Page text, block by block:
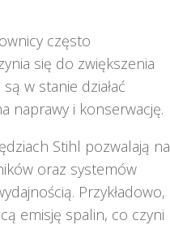
często
się do zwiększenia
w stanie działać
naprawy i konserwację.
Stihl pozwalają na
oraz systemów
Przykładowo,
emisję spalin, co czyni